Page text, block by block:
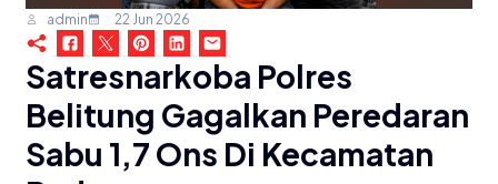
admin 22 Jun 2026
Satresnarkoba Polres
Belitung Gagalkan Peredaran
Sabu 1,7 Ons Di Kecamatan